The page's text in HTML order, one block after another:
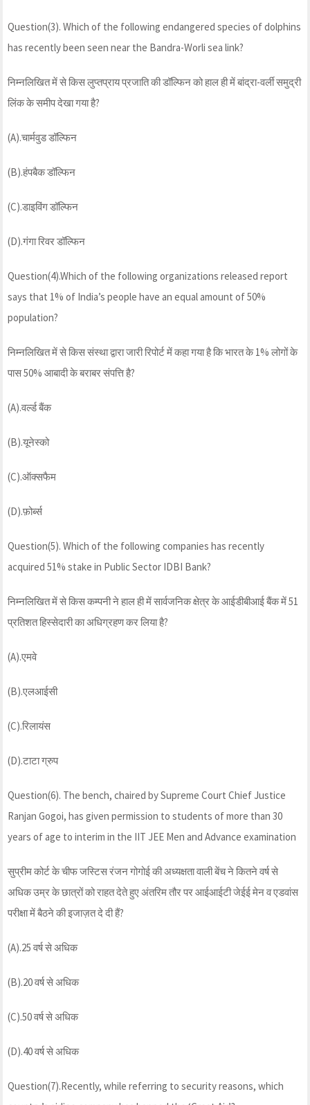
Question(3). Which of the following endangered species of dolphins
has recently been seen near the Bandra-Worli sea link?
निम्नलिखित में से किस लुप्तप्राय प्रजाति की डॉल्फिन को हाल ही में बांद्रा-वर्ली समुद्री
लिंक के समीप देखा गया है?
(A).चार्मवुड डॉल्फिन
(B).हंपबैक डॉल्फिन
(C).डाइविंग डॉल्फिन
(D).गंगा रिवर डॉल्फिन
Question(4).Which of the following organizations released report
says that 1% of India’s people have an equal amount of 50%
population?
निम्नलिखित में से किस संस्था द्वारा जारी रिपोर्ट में कहा गया है कि भारत के 1% लोगों के
पास 50% आबादी के बराबर संपत्ति है?
(A).वर्ल्ड बैंक
(B).यूनेस्को
(C).ऑक्सफैम
(D).फ़ोर्ब्स
Question(5). Which of the following companies has recently
acquired 51% stake in Public Sector IDBI Bank?
निम्नलिखित में से किस कम्पनी ने हाल ही में सार्वजनिक क्षेत्र के आईडीबीआई बैंक में 51
प्रतिशत हिस्सेदारी का अधिग्रहण कर लिया है?
(A).एमवे
(B).एलआईसी
(C).रिलायंस
(D).टाटा ग्रुप
Question(6). The bench, chaired by Supreme Court Chief Justice
Ranjan Gogoi, has given permission to students of more than 30
years of age to interim in the IIT JEE Men and Advance examination
सुप्रीम कोर्ट के चीफ जस्टिस रंजन गोगोई की अध्यक्षता वाली बेंच ने कितने वर्ष से
अधिक उम्र के छात्रों को राहत देते हुए अंतरिम तौर पर आईआईटी जेईई मेन व एडवांस
परीक्षा में बैठने की इजाज़त दे दी हैं?
(A).25 वर्ष से अधिक
(B).20 वर्ष से अधिक
(C).50 वर्ष से अधिक
(D).40 वर्ष से अधिक
Question(7).Recently, while referring to security reasons, which